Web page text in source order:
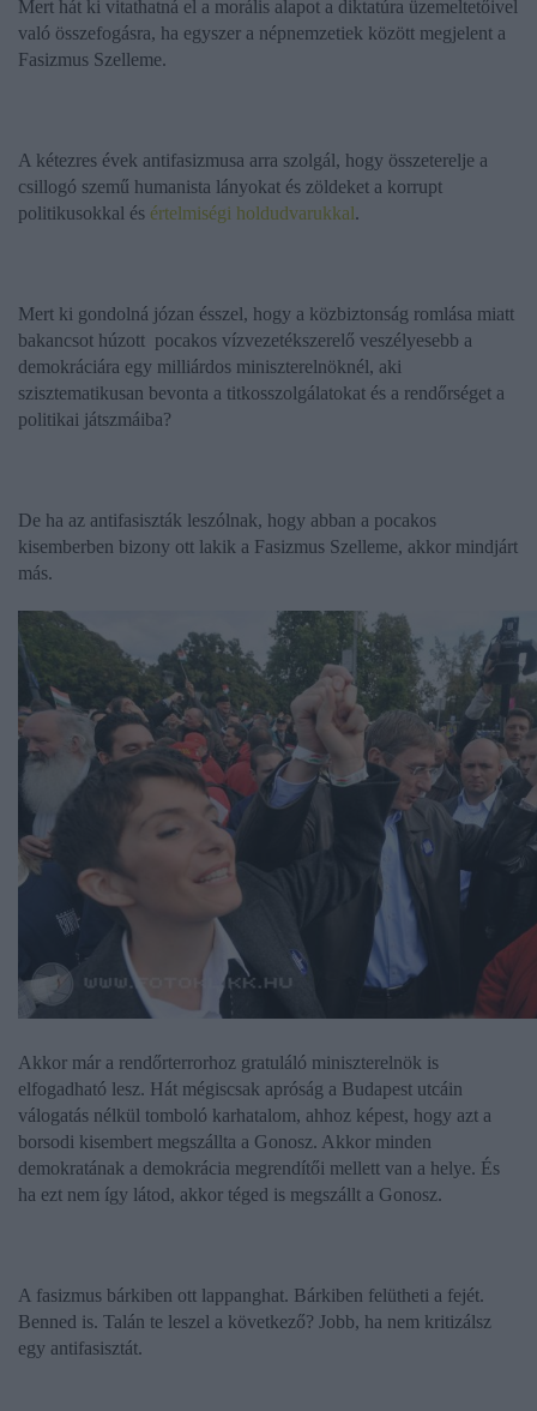
Mert hát ki vitathatná el a morális alapot a diktatúra üzemeltetőivel
való összefogásra, ha egyszer a népnemzetiek között megjelent a
Fasizmus Szelleme.
A kétezres évek antifasizmusa arra szolgál, hogy összeterelje a
csillogó szemű humanista lányokat és zöldeket a korrupt
politikusokkal és értelmiségi holdudvarukkal.
Mert ki gondolná józan ésszel, hogy a közbiztonság romlása miatt
bakancsot húzott pocakos vízvezetékszerelő veszélyesebb a
demokráciára egy milliárdos miniszterelnöknél, aki
szisztematikusan bevonta a titkosszolgálatokat és a rendőrséget a
politikai játszmáiba?
De ha az antifasiszták leszólnak, hogy abban a pocakos
kisemberben bizony ott lakik a Fasizmus Szelleme, akkor mindjárt
más.
Akkor már a rendőrterrorhoz gratuláló miniszterelnök is
elfogadható lesz. Hát mégiscsak apróság a Budapest utcáin
válogatás nélkül tomboló karhatalom, ahhoz képest, hogy azt a
borsodi kisembert megszállta a Gonosz. Akkor minden
demokratának a demokrácia megrendítői mellett van a helye. És
ha ezt nem így látod, akkor téged is megszállt a Gonosz.
A fasizmus bárkiben ott lappanghat. Bárkiben felütheti a fejét.
Benned is. Talán te leszel a következő? Jobb, ha nem kritizálsz
egy antifasisztát.